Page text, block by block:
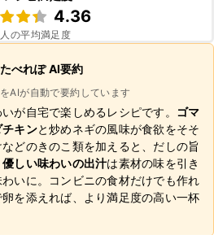
4.36
人の平均満足度
たべれぽ AI要約
AIが自動で要約しています
が自宅で楽しめるレシピです。
ゴマ
キンと炒めネギの風味が食欲をそそ
どのきのこ類を加えると、だしの旨
優しい味わいの出汁は素材の味を引き
いに。コンビニの食材だけでも作れ
を添えれば、より満足度の高い一杯